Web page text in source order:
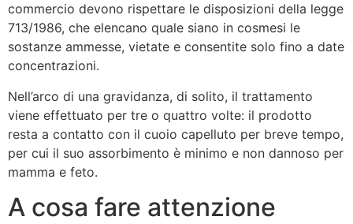
commercio devono rispettare le disposizioni della legge
713/1986, che elencano quale siano in cosmesi le
sostanze ammesse, vietate e consentite solo fino a date
concentrazioni.
Nell’arco di una gravidanza, di solito, il trattamento
viene effettuato per tre o quattro volte: il prodotto
resta a contatto con il cuoio capelluto per breve tempo,
per cui il suo assorbimento è minimo e non dannoso per
mamma e feto.
A cosa fare attenzione